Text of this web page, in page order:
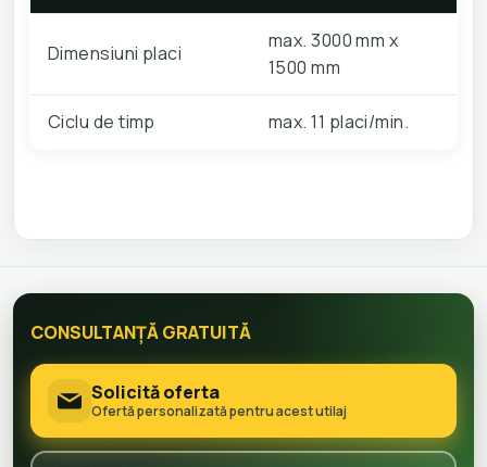
Dimensiuni placi
max. 3000 mm x
1500 mm
Ciclu de timp max. 11 placi/min.
CONSULTANȚĂ GRATUITĂ
Solicită oferta
Ofertă personalizată pentru acest utilaj